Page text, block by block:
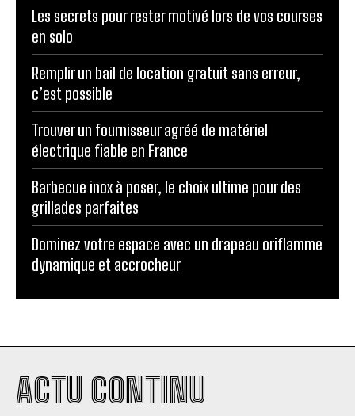
Les secrets pour rester motivé lors de vos courses
en solo
Remplir un bail de location gratuit sans erreur,
c’est possible
Trouver un fournisseur agréé de matériel
électrique fiable en France
Barbecue inox à poser, le choix ultime pour des
grillades parfaites
Dominez votre espace avec un drapeau oriflamme
dynamique et accrocheur
ACTU CONTINU